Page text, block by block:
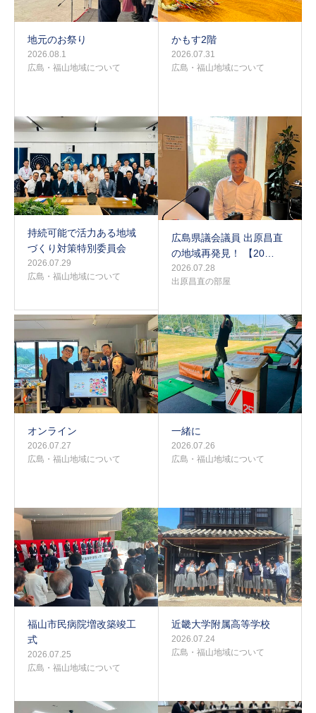
地元のお祭り
2026.08.1
広島・福山地域について
かもす2階
2026.07.31
広島・福山地域について
持続可能で活力ある地域
づくり対策特別委員会
2026.07.29
広島・福山地域について
広島県議会議員 出原昌直
の地域再発見！ 【20…
2026.07.28
出原昌直の部屋
オンライン
2026.07.27
広島・福山地域について
一緒に
2026.07.26
広島・福山地域について
福山市民病院増改築竣工
式
2026.07.25
広島・福山地域について
近畿大学附属高等学校
2026.07.24
広島・福山地域について